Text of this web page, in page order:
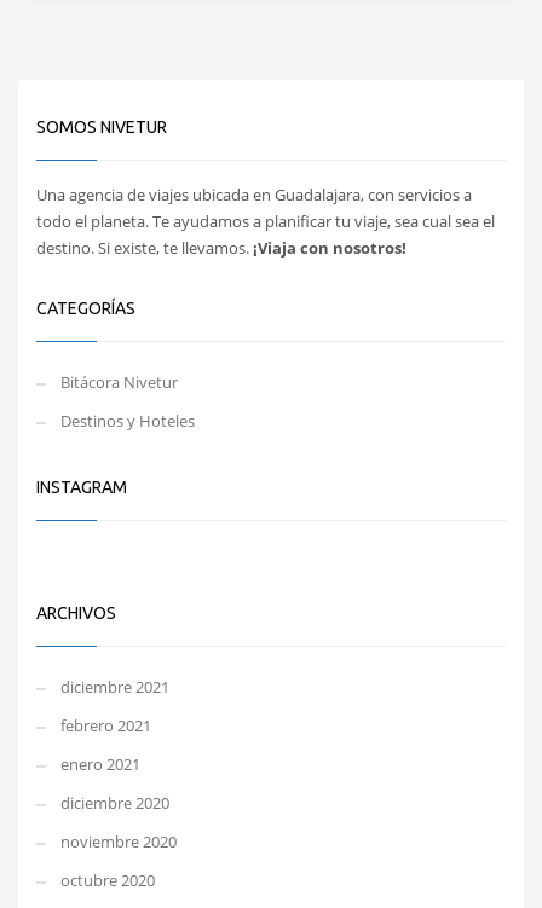
SOMOS NIVETUR
Una agencia de viajes ubicada en Guadalajara, con servicios a
todo el planeta. Te ayudamos a planificar tu viaje, sea cual sea el
destino. Si existe, te llevamos.¡Viaja con nosotros!
CATEGORÍAS
Bitácora Nivetur
Destinos y Hoteles
INSTAGRAM
ARCHIVOS
diciembre 2021
febrero 2021
enero 2021
diciembre 2020
noviembre 2020
octubre 2020